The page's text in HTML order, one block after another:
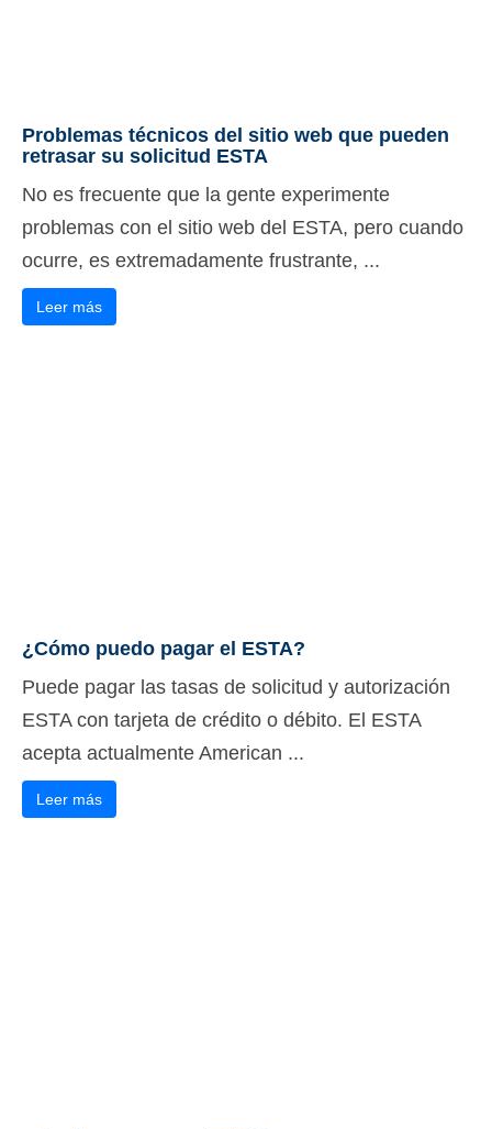
Problemas técnicos del sitio web que pueden
retrasar su solicitud ESTA
No es frecuente que la gente experimente
problemas con el sitio web del ESTA, pero cuando
ocurre, es extremadamente frustrante, ...
Leer más
¿Cómo puedo pagar el ESTA?
Puede pagar las tasas de solicitud y autorización
ESTA con tarjeta de crédito o débito. El ESTA
acepta actualmente American ...
Leer más